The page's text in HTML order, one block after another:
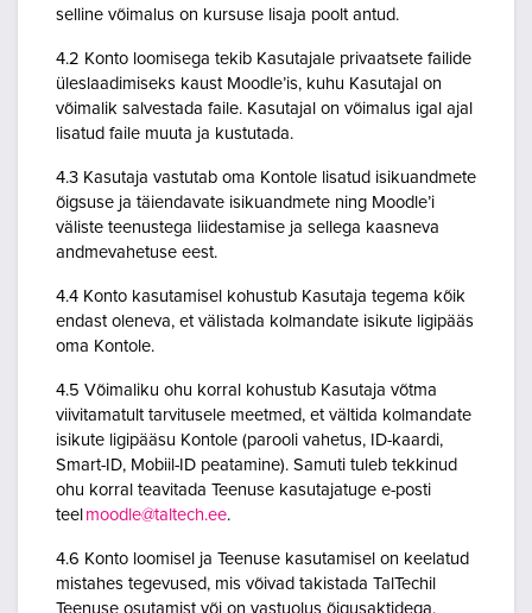
selline võimalus on kursuse lisaja poolt antud.
4.2 Konto loomisega tekib Kasutajale privaatsete failide
üleslaadimiseks kaust Moodle’is, kuhu Kasutajal on
võimalik salvestada faile. Kasutajal on võimalus igal ajal
lisatud faile muuta ja kustutada.
4.3 Kasutaja vastutab oma Kontole lisatud isikuandmete
õigsuse ja täiendavate isikuandmete ning Moodle’i
väliste teenustega liidestamise ja sellega kaasneva
andmevahetuse eest.
4.4 Konto kasutamisel kohustub Kasutaja tegema kõik
endast oleneva, et välistada kolmandate isikute ligipääs
oma Kontole.
4.5 Võimaliku ohu korral kohustub Kasutaja võtma
viivitamatult tarvitusele meetmed, et vältida kolmandate
isikute ligipääsu Kontole (parooli vahetus, ID-kaardi,
Smart-ID, Mobiil-ID peatamine). Samuti tuleb tekkinud
ohu korral teavitada Teenuse kasutajatuge e-posti
teel moodle@taltech.ee.
4.6 Konto loomisel ja Teenuse kasutamisel on keelatud
mistahes tegevused, mis võivad takistada TalTechil
Teenuse osutamist või on vastuolus õigusaktidega.